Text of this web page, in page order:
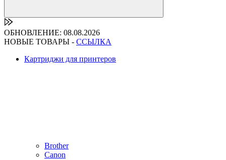
ОБНОВЛЕНИЕ: 08.08.2026
НОВЫЕ ТОВАРЫ - ССЫЛКА
Картриджи для принтеров
Brother
Canon